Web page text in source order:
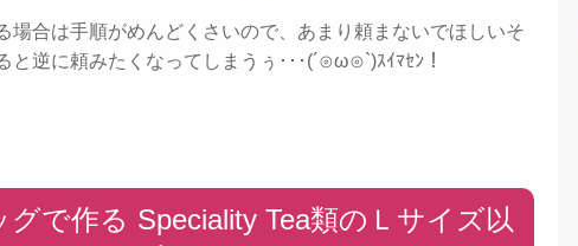
場合は手順がめんどくさいので、あまり頼まないでほしいそ
と逆に頼みたくなってしまうぅ･･･(´⊙ω⊙`)ｽｲﾏｾﾝ！
グで作る Speciality Tea類のＬサイズ以